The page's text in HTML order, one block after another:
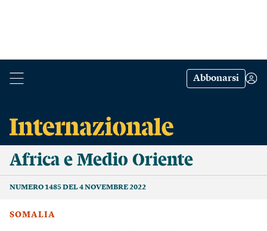
Abbonarsi
Africa e Medio Oriente
NUMERO 1485 DEL 4 NOVEMBRE 2022
SOMALIA